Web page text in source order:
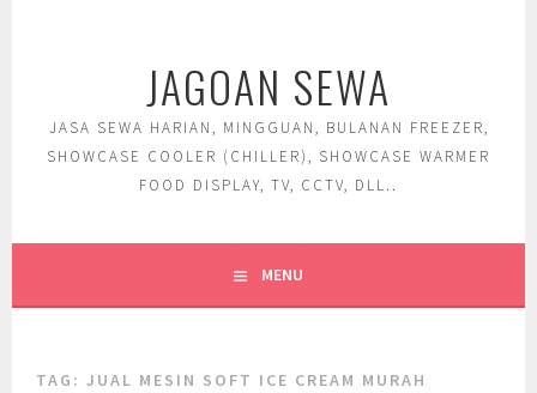
JAGOAN SEWA
JASA SEWA HARIAN, MINGGUAN, BULANAN FREEZER,
SHOWCASE COOLER (CHILLER), SHOWCASE WARMER
FOOD DISPLAY, TV, CCTV, DLL..
MENU
TAG:JUAL MESIN SOFT ICE CREAM MURAH